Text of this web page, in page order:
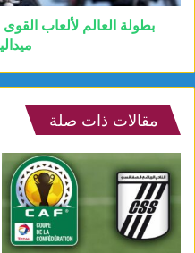
بطولة العالم لألعاب
مقالات ذات صلة